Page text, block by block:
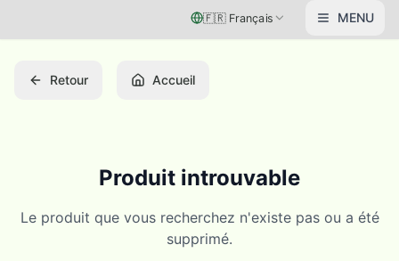
🇫🇷 Français MENU
Retour Accueil
Produit introuvable
Le produit que vous recherchez n'existe pas ou a été
supprimé.